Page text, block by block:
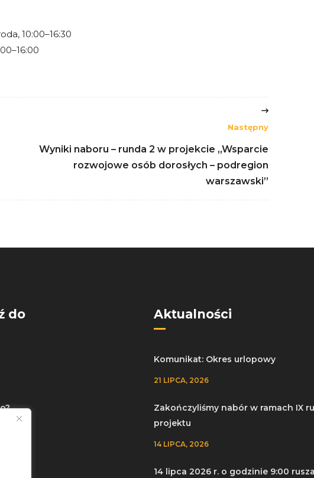
10:00–16:30
Następny
Wyniki naboru – runda 2 w projekcie „Wsparcie
rozwojowe osób dorosłych – podregion
warszawski”
do Aktualności
Komunikat: Okres urlopowy
21 LIPCA, 2026
Zakończyliśmy nabór w ramach IX
projektu
14 LIPCA, 2026
14 lipca 2026 r. o godzinie 9:00